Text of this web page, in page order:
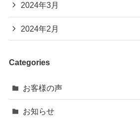
2024年3月
2024年2月
Categories
お客様の声
お知らせ